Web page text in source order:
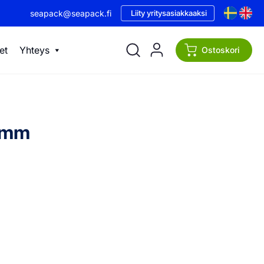
seapack@seapack.fi Liity yritysasiakkaaksi
Yhteys Ostoskori